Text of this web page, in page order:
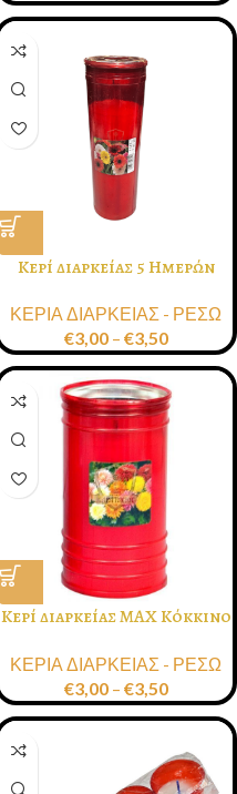
Κερί διαρκείας 5 Ημερών
ΚΕΡΙΑ ΔΙΑΡΚΕΙΑΣ - ΡΕΣΩ
€3,00 – €3,50
Κερί διαρκείας ΜΑΧ Κόκκινο
450gr
ΚΕΡΙΑ ΔΙΑΡΚΕΙΑΣ - ΡΕΣΩ
€3,00 – €3,50